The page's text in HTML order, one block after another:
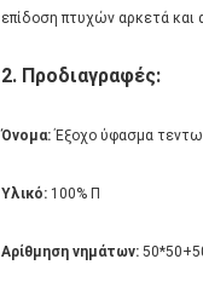
επίδοση πτυχών αρκετά και
2. Προδιαγραφές:
Όνομα:Έξοχο ύφασμα
Υλικό: 100% Π
Αρίθμηση νημάτων: